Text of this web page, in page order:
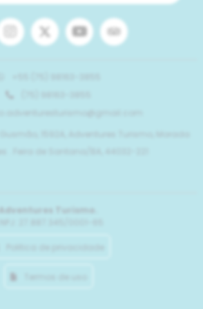
Adventures Turismo.